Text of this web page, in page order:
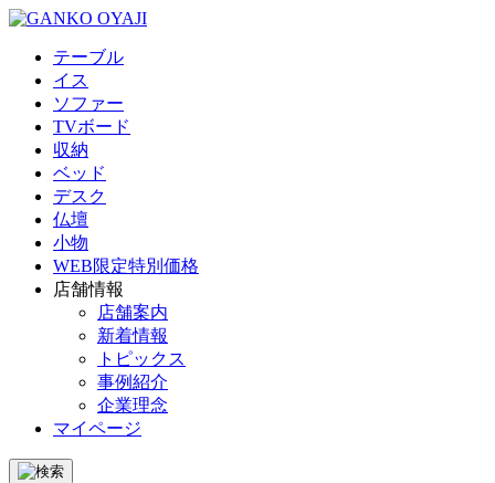
テーブル
イス
ソファー
TVボード
収納
ベッド
デスク
仏壇
小物
WEB限定特別価格
店舗情報
店舗案内
新着情報
トピックス
事例紹介
企業理念
マイページ